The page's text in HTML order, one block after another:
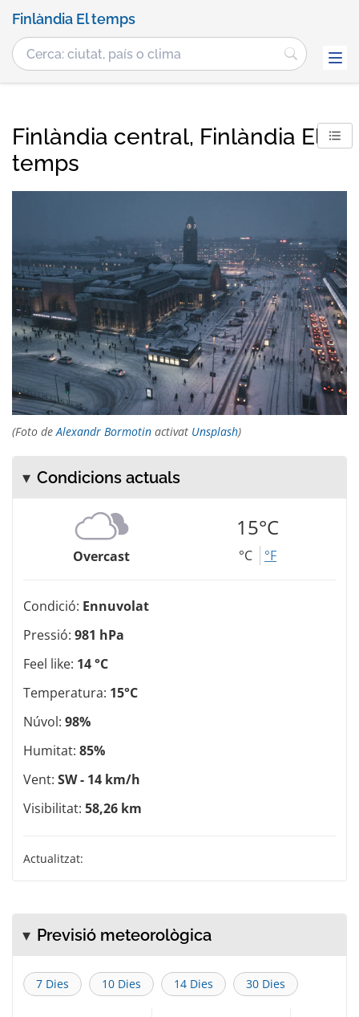
Finlàndia El temps
Finlàndia central, Finlàndia El
temps
(Foto de Alexandr Bormotin activat Unsplash)
Condicions actuals
Overcast
15°C
°C °F
Condició: Ennuvolat
Pressió: 981 hPa
Feel like: 14 °C
Temperatura: 15°C
Núvol: 98%
Humitat: 85%
Vent: SW - 14 km/h
Visibilitat: 58,26 km
Actualitzat:
Previsió meteorològica
7 Dies 10 Dies 14 Dies 30 Dies